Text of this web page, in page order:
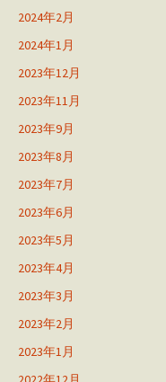
2024年2月
2024年1月
2023年12月
2023年11月
2023年9月
2023年8月
2023年7月
2023年6月
2023年5月
2023年4月
2023年3月
2023年2月
2023年1月